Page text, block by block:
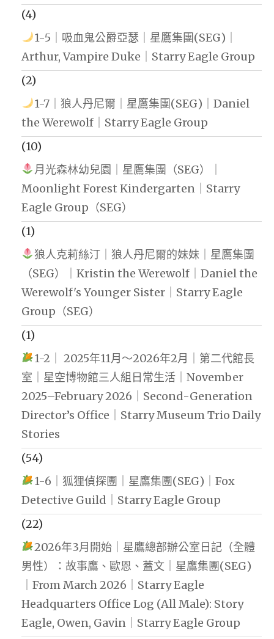
(4)
1-5｜吸血鬼公爵亞瑟｜星鷹集團(SEG)｜
Arthur, Vampire Duke｜Starry Eagle Group
(2)
1-7｜狼人丹尼爾｜星鷹集團(SEG)｜Daniel
the Werewolf｜Starry Eagle Group
(10)
月光森林幼兒園｜星鷹集團（SEG）｜
Moonlight Forest Kindergarten｜Starry
Eagle Group（SEG）
(1)
狼人克莉絲汀｜狼人丹尼爾的妹妹｜星鷹集團
（SEG）｜Kristin the Werewolf｜Daniel the
Werewolf's Younger Sister｜Starry Eagle
Group（SEG）
(1)
1-2｜ 2025年11月～2026年2月｜第二代館長
室｜星空博物館三人組日常生活｜November
2025–February 2026｜Second-Generation
Director’s Office｜Starry Museum Trio Daily
Stories
(54)
1-6｜狐狸偵探團｜星鷹集團(SEG)｜Fox
Detective Guild｜Starry Eagle Group
(22)
2026年3月開始｜星鷹總部辦公室日記（全體
男性）：故事鷹、歐恩、蓋文｜星鷹集團(SEG)
｜From March 2026｜Starry Eagle
Headquarters Office Log (All Male): Story
Eagle, Owen, Gavin｜Starry Eagle Group